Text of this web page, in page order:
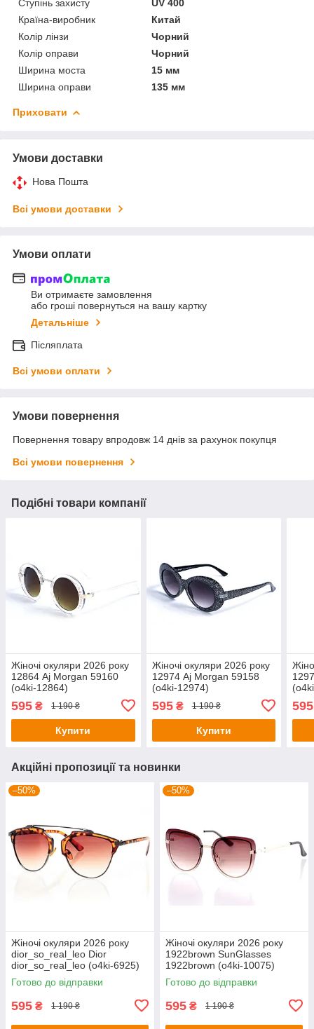
Ступінь захисту
UV 400
Країна-виробник
Китай
Колір лінзи
Чорний
Колір оправи
Чорний
Ширина моста
15 мм
Ширина оправи
135 мм
Приховати
Умови доставки
Нова Пошта
Всі умови доставки
Умови оплати
Ви отримаєте замовлення
або гроші повернуться на вашу картку
Детальніше
Післяплата
Всі умови оплати
Умови повернення
Повернення товару впродовж 14 днів за рахунок покупця
Всі умови повернення
Подібні товари компанії
Жіночі окуляри 2026 року
12864 Aj Morgan 59160
(o4ki-12864)
595 ₴ 1 190 ₴
Купити
Жіночі окуляри 2026 року
12974 Aj Morgan 59158
(o4ki-12974)
595₴ 1 190 ₴
Купити
595
Акційні пропозиції та новинки
–50%
Жіночі окуляри 2026 року
dior_so_real_leo Dior
dior_so_real_leo (o4ki-6925)
Готово до відправки
595 ₴ 1 190 ₴
–50%
Жіночі окуляри 2026 року
1922brown SunGlasses
1922brown (o4ki-10075)
Готово до відправки
595 ₴ 1 190 ₴